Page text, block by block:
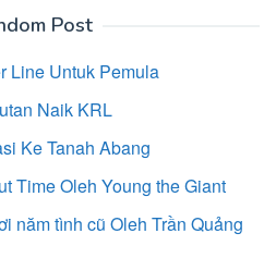
Post
Line Untuk Pemula
Naik KRL
Ke Tanah Abang
Time Oleh Young the Giant
năm tình cũ Oleh Trần Quảng